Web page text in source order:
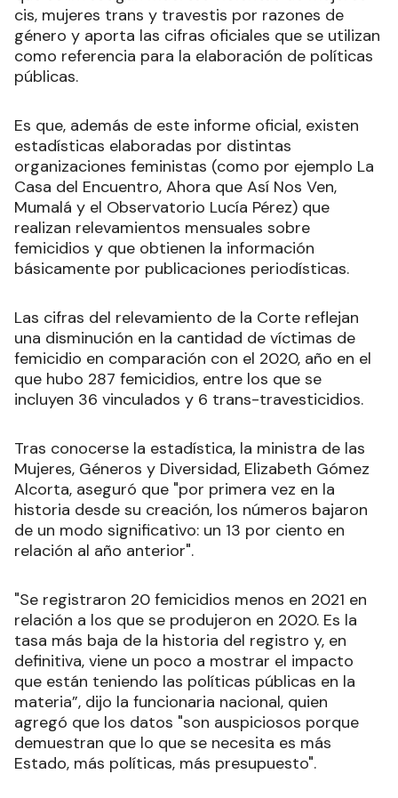
cis, mujeres trans y travestis por razones de
género y aporta las cifras oficiales que se utilizan
como referencia para la elaboración de políticas
públicas.
Es que, además de este informe oficial, existen
estadísticas elaboradas por distintas
organizaciones feministas (como por ejemplo La
Casa del Encuentro, Ahora que Así Nos Ven,
Mumalá y el Observatorio Lucía Pérez) que
realizan relevamientos mensuales sobre
femicidios y que obtienen la información
básicamente por publicaciones periodísticas.
Las cifras del relevamiento de la Corte reflejan
una disminución en la cantidad de víctimas de
femicidio en comparación con el 2020, año en el
que hubo 287 femicidios, entre los que se
incluyen 36 vinculados y 6 trans-travesticidios.
Tras conocerse la estadística, la ministra de las
Mujeres, Géneros y Diversidad, Elizabeth Gómez
Alcorta, aseguró que "por primera vez en la
historia desde su creación, los números bajaron
de un modo significativo: un 13 por ciento en
relación al año anterior".
"Se registraron 20 femicidios menos en 2021 en
relación a los que se produjeron en 2020. Es la
tasa más baja de la historia del registro y, en
definitiva, viene un poco a mostrar el impacto
que están teniendo las políticas públicas en la
materia”, dijo la funcionaria nacional, quien
agregó que los datos "son auspiciosos porque
demuestran que lo que se necesita es más
Estado, más políticas, más presupuesto".